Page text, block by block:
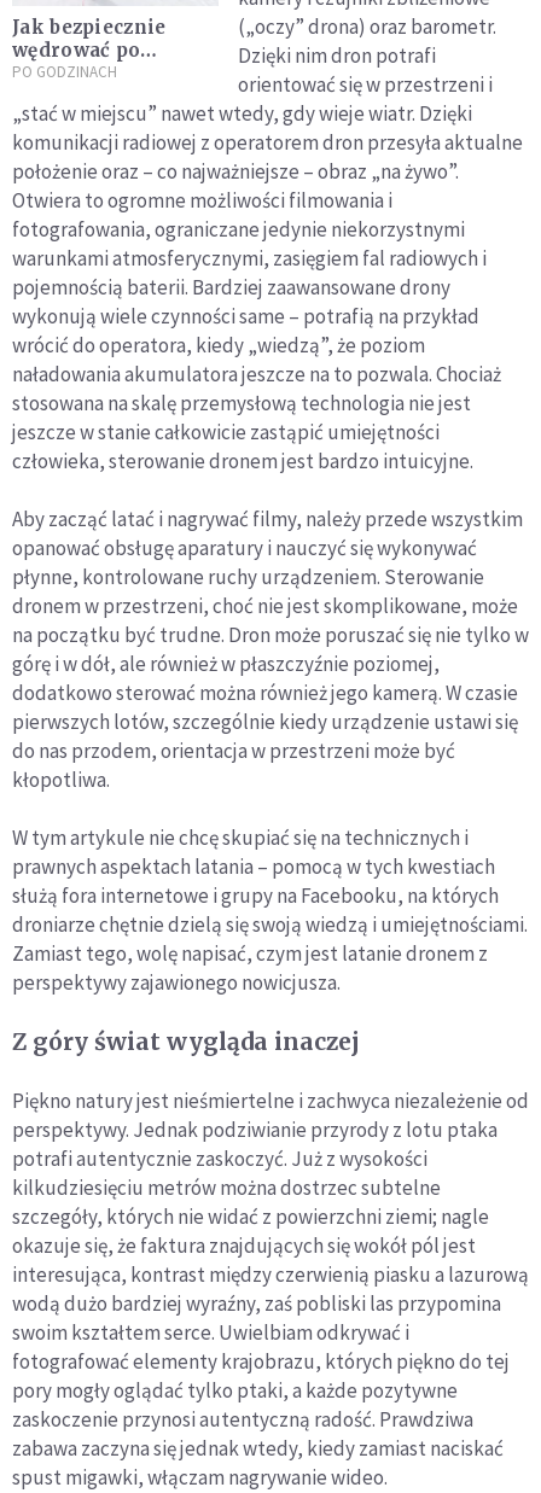
Jak bezpiecznie
wędrować po
górach? 8 zasad,
życie
PO GODZINACH
(„oczy” drona) oraz barometr.
Dzięki nim dron potrafi
orientować się w przestrzeni i
„stać w miejscu” nawet wtedy, gdy wieje wiatr. Dzięki
komunikacji radiowej z operatorem dron przesyła aktualne
położenie oraz – co najważniejsze – obraz „na żywo”.
Otwiera to ogromne możliwości filmowania i
fotografowania, ograniczane jedynie niekorzystnymi
warunkami atmosferycznymi, zasięgiem fal radiowych i
pojemnością baterii. Bardziej zaawansowane drony
wykonują wiele czynności same – potrafią na przykład
wrócić do operatora, kiedy „wiedzą”, że poziom
naładowania akumulatora jeszcze na to pozwala. Chociaż
stosowana na skalę przemysłową technologia nie jest
jeszcze w stanie całkowicie zastąpić umiejętności
człowieka, sterowanie dronem jest bardzo intuicyjne.
Aby zacząć latać i nagrywać filmy, należy przede wszystkim
opanować obsługę aparatury i nauczyć się wykonywać
płynne, kontrolowane ruchy urządzeniem. Sterowanie
dronem w przestrzeni, choć nie jest skomplikowane, może
na początku być trudne. Dron może poruszać się nie tylko w
górę i w dół, ale również w płaszczyźnie poziomej,
dodatkowo sterować można również jego kamerą. W czasie
pierwszych lotów, szczególnie kiedy urządzenie ustawi się
do nas przodem, orientacja w przestrzeni może być
kłopotliwa.
W tym artykule nie chcę skupiać się na technicznych i
prawnych aspektach latania – pomocą w tych kwestiach
służą fora internetowe i grupy na Facebooku, na których
droniarze chętnie dzielą się swoją wiedzą i umiejętnościami.
Zamiast tego, wolę napisać, czym jest latanie dronem z
perspektywy zajawionego nowicjusza.
Z góry świat wygląda inaczej
Piękno natury jest nieśmiertelne i zachwyca niezależenie od
perspektywy. Jednak podziwianie przyrody z lotu ptaka
potrafi autentycznie zaskoczyć. Już z wysokości
kilkudziesięciu metrów można dostrzec subtelne
szczegóły, których nie widać z powierzchni ziemi; nagle
okazuje się, że faktura znajdujących się wokół pól jest
interesująca, kontrast między czerwienią piasku a lazurową
wodą dużo bardziej wyraźny, zaś pobliski las przypomina
swoim kształtem serce. Uwielbiam odkrywać i
fotografować elementy krajobrazu, których piękno do tej
pory mogły oglądać tylko ptaki, a każde pozytywne
zaskoczenie przynosi autentyczną radość. Prawdziwa
zabawa zaczyna się jednak wtedy, kiedy zamiast naciskać
spust migawki, włączam nagrywanie wideo.